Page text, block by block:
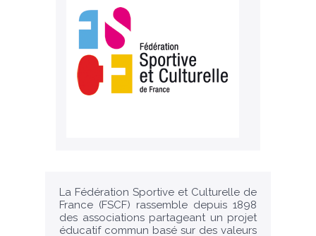
La Fédération Sportive et Culturelle de
France (FSCF) rassemble depuis 1898
des associations partageant un projet
éducatif commun basé sur des valeurs